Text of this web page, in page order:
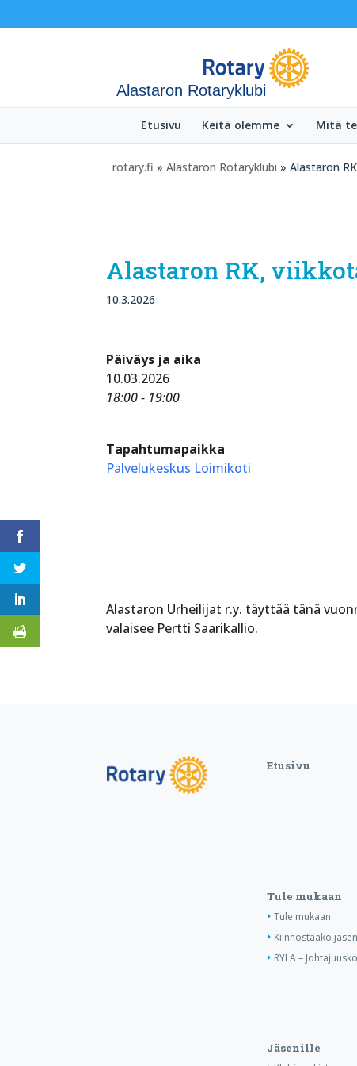
Alastaron Rotaryklubi
Etusivu Keitä olemme Mitä
rotary.fi » Alastaron Rotaryklubi » Alastaron
Alastaron RK,
10.3.2026
Päiväys ja aika
10.03.2026
18:00 - 19:00
Tapahtumapaikka
Palvelukeskus Loimikoti
Alastaron Urheilijat r.y. täyttää tänä
valaisee Pertti Saarikallio.
Etusivu
Tule mukaan
Tule mukaan
Kiinnostaako
RYLA –
Jäsenille